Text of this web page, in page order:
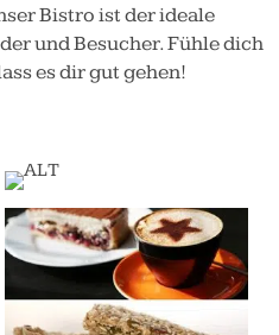
Bistro ist der ideale
und Besucher. Fühle dich
es dir gut gehen!